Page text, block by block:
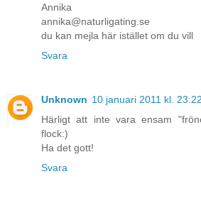
Annika
annika@naturligating.se
du kan mejla här istället om du vill
Svara
Unknown 10 januari 2011 kl. 23:22
Härligt att inte vara ensam
flock:)
Ha det gott!
Svara